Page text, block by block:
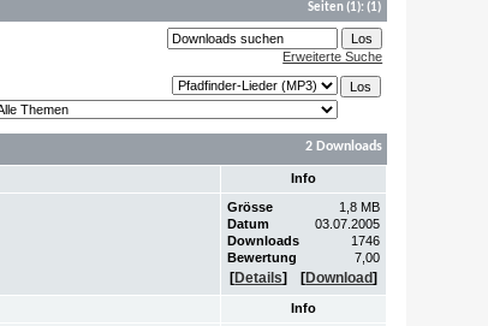
Seiten(1):(1)
Erweiterte Suche
2 Downloads
Info
Grösse
1,8 MB
Datum
03.07.2005
Downloads
1746
Bewertung
7,00
[Details] [Download]
Info